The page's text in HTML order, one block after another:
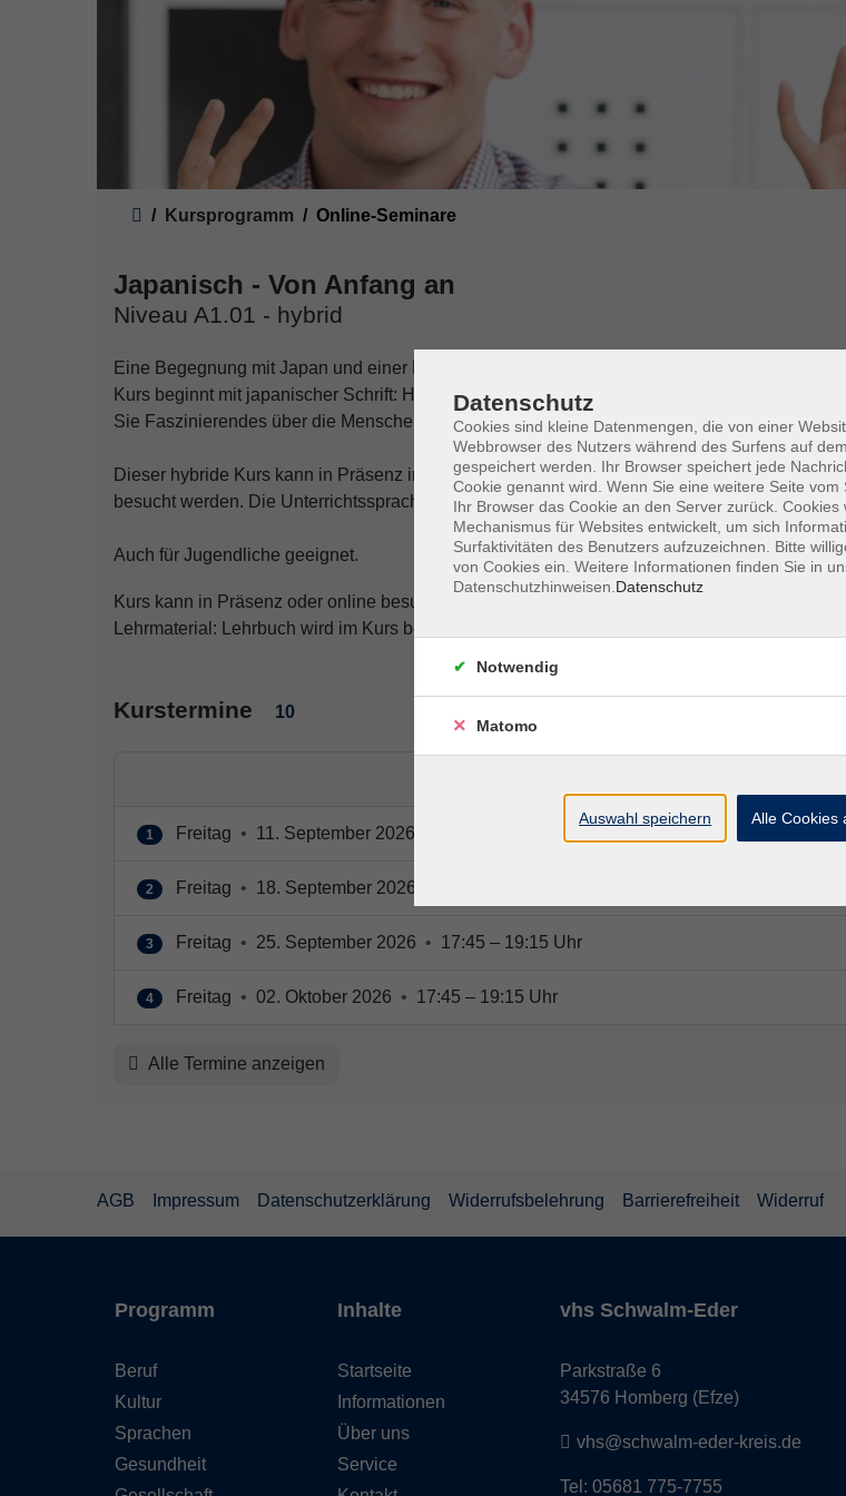
Kursprogramm Online-Seminare
Japanisch - Von Anfang an
Niveau A1.01 - hybrid
Eine Begegnung mit Japan und einer Muttersprachlerin. Vorkenntnisse sind nicht erforderlich.
Kurs beginnt mit japanischer Schrift: Hiragana, Katakana und einfachen Sätzen. Außerdem
Sie Faszinierendes über die Menschen, ihre Lebensweise und die japanische Kultur.
Dieser hybride Kurs kann in Präsenz in Homberg und/oder online in der vhs.cloud (DSGVO-
besucht werden. Die Unterrichtssprache kann teilweise Englisch sein.
Auch für Jugendliche geeignet.
Kurs kann in Präsenz oder online besucht werden
Lehrmaterial: Lehrbuch wird im Kurs bekannt gegeben
Kurstermine 10
1 Freitag • 11. September 2026
2 Freitag • 18. September 2026
3 Freitag • 25. September 2026 • 17:45 – 19:15 Uhr
4 Freitag • 02. Oktober 2026 • 17:45 – 19:15 Uhr
Alle Termine anzeigen
AGB Impressum Datenschutzerklärung Widerrufsbelehrung Barrierefreiheit Widerruf
Programm
Beruf
Kultur
Sprachen
Gesundheit
Inhalte
Startseite
Informationen
Über uns
Service
vhs Schwalm-Eder
Parkstraße 6
34576 Homberg (Efze)
vhs@schwalm-eder-kreis.de
Tel: 05681 775-7755
Datenschutz
Cookies sind kleine Datenmengen, die von einer
Webbrowser des Nutzers während des Surfens auf
gespeichert werden. Ihr Browser speichert jede
Cookie genannt wird. Wenn Sie eine weitere Seite
Ihr Browser das Cookie an den Server zurück.
Mechanismus für Websites entwickelt, um sich
Surfaktivitäten des Benutzers aufzuzeichnen. Bitte
von Cookies ein. Weitere Informationen finden Sie in
Datenschutzhinweisen. Datenschutz
Notwendig
Matomo
Auswahl speichern Alle Cookies